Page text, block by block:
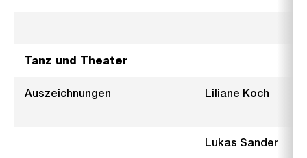
Tanz und Theater
Auszeichnungen Liliane Koch
Lukas Sander